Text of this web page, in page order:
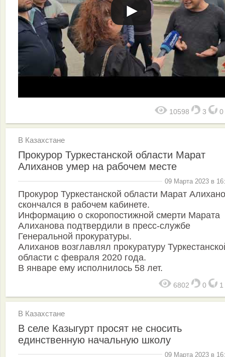
10598 3 0
В Казахстане
Прокурор Туркестанской области Марат
Алиханов умер на рабочем месте
09 Марта 2023 в
Прокурор Туркестанской области Марат
скончался в рабочем кабинете.
Информацию о скоропостижной смерти Марата
Алиханова подтвердили в пресс-службе
Генеральной прокуратуры.
Алиханов возглавлял прокуратуру
области с февраля 2020 года.
В январе ему исполнилось 58 лет.
6802 0 1
В Казахстане
В селе Казыгурт просят не сносить
единственную начальную школу
09 Марта 2023 в